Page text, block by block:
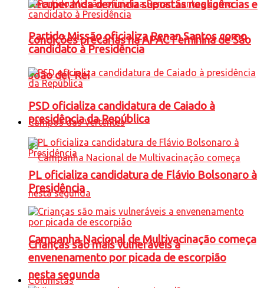
Recuperanda denuncia supostas negligências e
condições precárias na APAC Feminina de São
João del-Rei
Campos das Vertentes
Campanha Nacional de Multivacinação começa
nesta segunda
Partido Missão oficializa Renan Santos como
candidato à Presidência
PSD oficializa candidatura de Caiado à
presidência da República
PL oficializa candidatura de Flávio Bolsonaro à
Presidência
Crianças são mais vulneráveis a
envenenamento por picada de escorpião
Colunistas